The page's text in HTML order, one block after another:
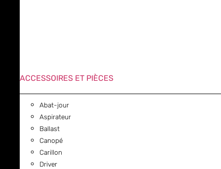
ACCESSOIRES ET PIÈCES
Abat-jour
Aspirateur
Ballast
Canopé
Carillon
Driver